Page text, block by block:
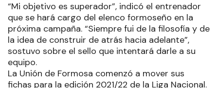
“Mi objetivo es superador”, indicó el entrenador
que se hará cargo del elenco formoseño en la
próxima campaña. “Siempre fui de la filosofía y de
la idea de construir de atrás hacia adelante”,
sostuvo sobre el sello que intentará darle a su
equipo.
La Unión de Formosa comenzó a mover sus
fichas para la edición 2021/22 de la Liga Nacional.